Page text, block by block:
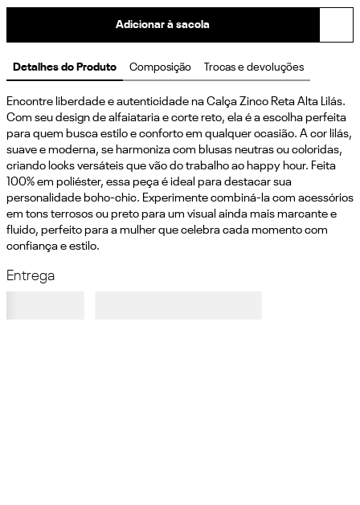
Adicionar à sacola
Detalhes do Produto Composição Trocas e devoluções
Encontre liberdade e autenticidade na Calça Zinco Reta Alta Lilás.
Com seu design de alfaiataria e corte reto, ela é a escolha perfeita
para quem busca estilo e conforto em qualquer ocasião. A cor lilás,
suave e moderna, se harmoniza com blusas neutras ou coloridas,
criando looks versáteis que vão do trabalho ao happy hour. Feita
100% em poliéster, essa peça é ideal para destacar sua
personalidade boho-chic. Experimente combiná-la com acessórios
em tons terrosos ou preto para um visual ainda mais marcante e
fluido, perfeito para a mulher que celebra cada momento com
confiança e estilo.
Entrega